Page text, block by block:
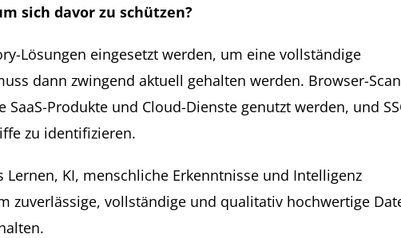
sich davor zu schützen?
Lösungen eingesetzt werden, um eine vollständige
dann zwingend aktuell gehalten werden. Browser-
Produkte und Cloud-Dienste genutzt werden, und
zu identifizieren.
KI, menschliche Erkenntnisse und Intelligenz
zuverlässige, vollständige und qualitativ hochwertige